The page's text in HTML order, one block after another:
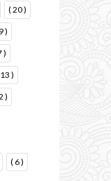
( 20 )
)
)
)
)
( 6 )